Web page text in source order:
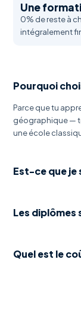
Une
0% de reste à
intégralement
Pourquoi
Parce que tu
géographique —
une école
Est-ce que je
Les diplômes
Quel est le